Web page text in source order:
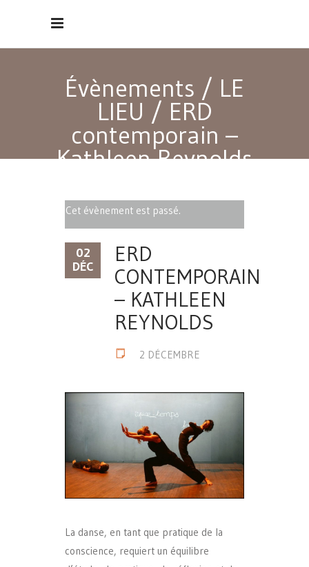
Évènements / LE
LIEU / ERD
contemporain –
Kathleen Reynolds
Cet évènement est passé.
02
DÉC
ERD
CONTEMPORAIN
– KATHLEEN
REYNOLDS
2 DÉCEMBRE
La danse, en tant que pratique de la
conscience, requiert un équilibre